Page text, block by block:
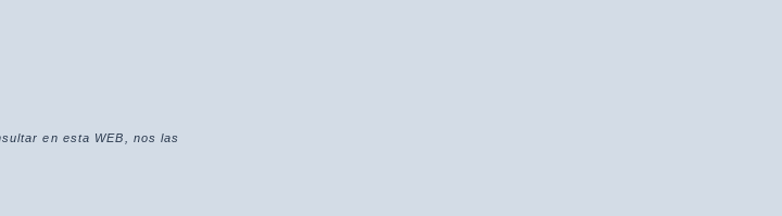
en esta WEB, nos las